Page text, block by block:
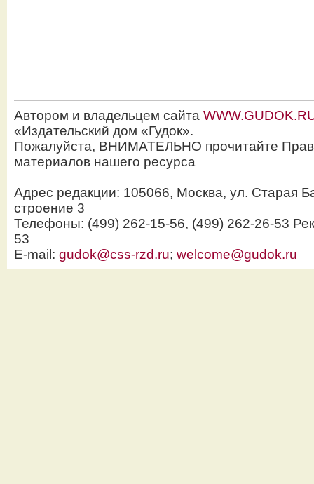
Автором и владельцем сайта
«Издательский дом «Гудок».
Пожалуйста, ВНИМАТЕЛЬНО прочитайте
материалов нашего ресурса
Адрес редакции: 105066, Москва, ул. Старая
строение 3
Телефоны: (499) 262-15-56, (499) 262-26-53
53
E-mail: gudok@css-rzd.ru; welcome@gudok.ru